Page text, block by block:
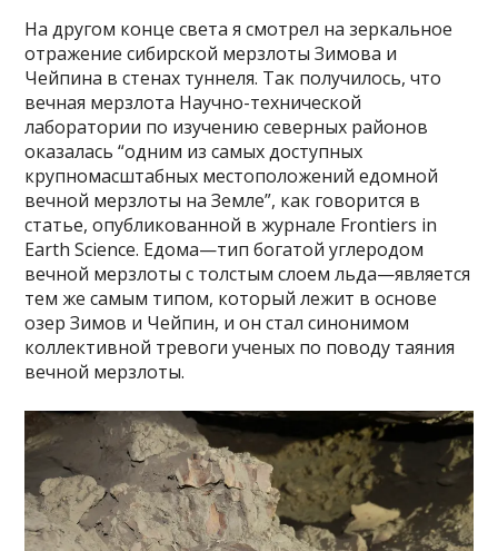
На другом конце света я смотрел на зеркальное
отражение сибирской мерзлоты Зимова и
Чейпина в стенах туннеля. Так получилось, что
вечная мерзлота Научно-технической
лаборатории по изучению северных районов
оказалась “одним из самых доступных
крупномасштабных местоположений едомной
вечной мерзлоты на Земле”, как говорится в
статье, опубликованной в журнале Frontiers in
Earth Science. Едома—тип богатой углеродом
вечной мерзлоты с толстым слоем льда—является
тем же самым типом, который лежит в основе
озер Зимов и Чейпин, и он стал синонимом
коллективной тревоги ученых по поводу таяния
вечной мерзлоты.